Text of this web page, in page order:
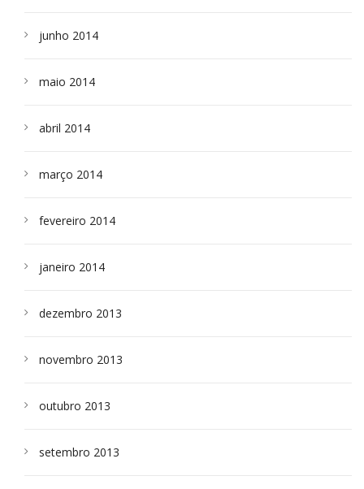
junho 2014
maio 2014
abril 2014
março 2014
fevereiro 2014
janeiro 2014
dezembro 2013
novembro 2013
outubro 2013
setembro 2013